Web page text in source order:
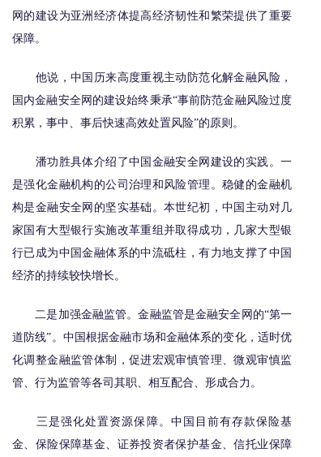
网的建设为亚洲经济体提高经济韧性和繁荣提供了重要
保障。
他说，中国历来高度重视主动防范化解金融风险，
国内金融安全网的建设始终秉承“事前防范金融风险过度
积累，事中、事后快速高效处置风险”的原则。
潘功胜具体介绍了中国金融安全网建设的实践。一
是强化金融机构的公司治理和风险管理。稳健的金融机
构是金融安全网的坚实基础。本世纪初，中国主动对几
家国有大型银行实施改革重组并取得成功，几家大型银
行已成为中国金融体系的中流砥柱，有力地支撑了中国
经济的持续较快增长。
二是加强金融监管。金融监管是金融安全网的“第一
道防线”。中国根据金融市场和金融体系的变化，适时优
化调整金融监管体制，促进宏观审慎管理、微观审慎监
管、行为监管等各司其职、相互配合、形成合力。
三是强化处置资源保障。中国目前有存款保险基
金、保险保障基金、证券投资者保护基金、信托业保障